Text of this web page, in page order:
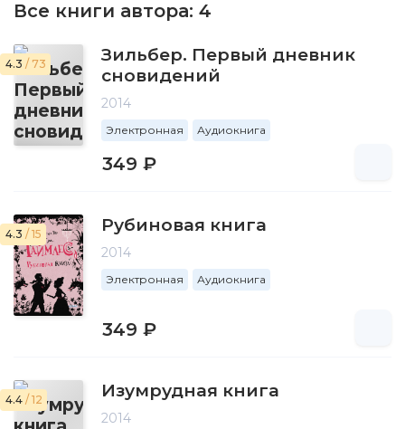
Все книги автора: 4
4.3 / 73
Зильбер. Первый дневник
сновидений
2014
Электронная Аудиокнига
349 ₽
4.3 / 15 Рубиновая книга
2014
Электронная Аудиокнига
349 ₽
4.4 / 12 Изумрудная книга
2014